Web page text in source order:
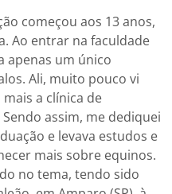
começou aos 13 anos,
Ao entrar na faculdade
apenas um único
Ali, muito pouco vi
a clínica de
assim, me dediquei
e levava estudos e
mais sobre equinos.
no tema, tendo sido